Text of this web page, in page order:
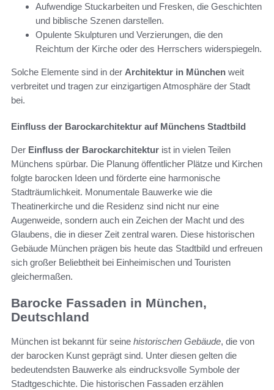
Aufwendige Stuckarbeiten und Fresken, die Geschichten
und biblische Szenen darstellen.
Opulente Skulpturen und Verzierungen, die den
Reichtum der Kirche oder des Herrschers widerspiegeln.
Solche Elemente sind in der Architektur in München weit
verbreitet und tragen zur einzigartigen Atmosphäre der Stadt
bei.
Einfluss der Barockarchitektur auf Münchens Stadtbild
Der Einfluss der Barockarchitektur ist in vielen Teilen
Münchens spürbar. Die Planung öffentlicher Plätze und Kirchen
folgte barocken Ideen und förderte eine harmonische
Stadträumlichkeit. Monumentale Bauwerke wie die
Theatinerkirche und die Residenz sind nicht nur eine
Augenweide, sondern auch ein Zeichen der Macht und des
Glaubens, die in dieser Zeit zentral waren. Diese historischen
Gebäude München prägen bis heute das Stadtbild und erfreuen
sich großer Beliebtheit bei Einheimischen und Touristen
gleichermaßen.
Barocke Fassaden in München,
Deutschland
München ist bekannt für seine historischen Gebäude, die von
der barocken Kunst geprägt sind. Unter diesen gelten die
bedeutendsten Bauwerke als eindrucksvolle Symbole der
Stadtgeschichte. Die historischen Fassaden erzählen